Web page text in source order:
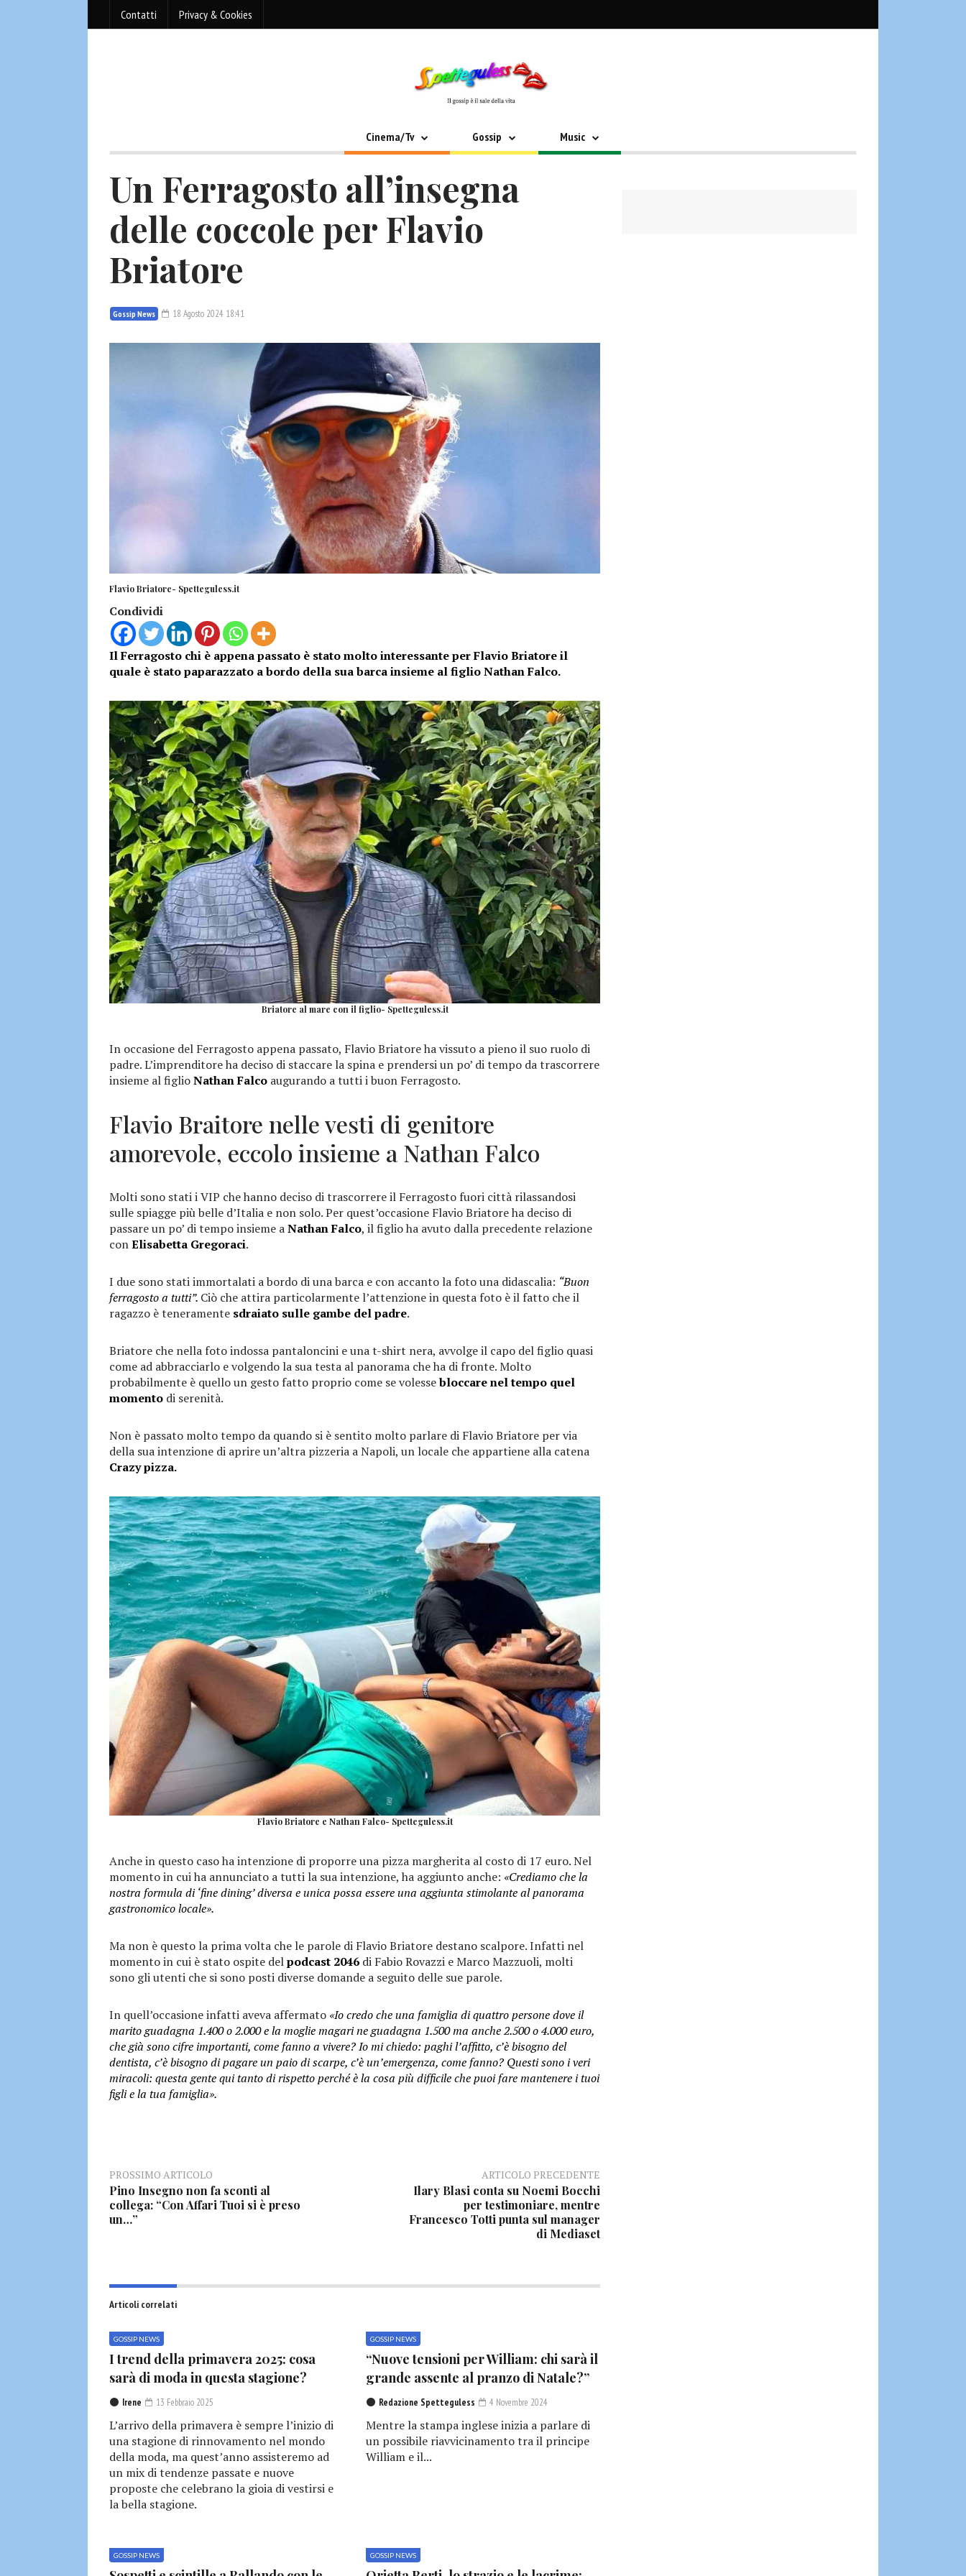
Contatti Privacy & Cookies
Cinema/Tv Gossip Music
Un Ferragosto all’insegna
delle coccole per Flavio
Briatore
Gossip News 18 Agosto 2024 18:41
Flavio Briatore- Spetteguless.it
Condividi
Il Ferragosto chi è appena passato è stato molto interessante per Flavio Briatore il
quale è stato paparazzato a bordo della sua barca insieme al figlio Nathan Falco.
Briatore al mare con il figlio- Spetteguless.it
In occasione del Ferragosto appena passato, Flavio Briatore ha vissuto a pieno il suo ruolo di
padre. L’imprenditore ha deciso di staccare la spina e prendersi un po’ di tempo da trascorrere
insieme al figlioNathan Falco augurando a tutti i buon Ferragosto.
Flavio Braitore nelle vesti di genitore
amorevole, eccolo insieme a Nathan Falco
Molti sono stati i VIP che hanno deciso di trascorrere il Ferragosto fuori città rilassandosi
sulle spiagge più belle d’Italia e non solo. Per quest’occasione Flavio Briatore ha deciso di
passare un po’ di tempo insieme aNathan Falco, il figlio ha avuto dalla precedente relazione
conElisabetta Gregoraci.
I due sono stati immortalati a bordo di una barca e con accanto la foto una didascalia: “Buon
ferragosto a tutti”. Ciò che attira particolarmente l’attenzione in questa foto è il fatto che il
ragazzo è teneramente sdraiato sulle gambe del padre.
Briatore che nella foto indossa pantaloncini e una t-shirt nera, avvolge il capo del figlio quasi
come ad abbracciarlo e volgendo la sua testa al panorama che ha di fronte. Molto
probabilmente è quello un gesto fatto proprio come se volessebloccare nel tempo quel
momento di serenità.
Non è passato molto tempo da quando si è sentito molto parlare di Flavio Briatore per via
della sua intenzione di aprire un’altra pizzeria a Napoli, un locale che appartiene alla catena
Crazy pizza.
Flavio Briatore e Nathan Falco- Spetteguless.it
Anche in questo caso ha intenzione di proporre una pizza margherita al costo di 17 euro. Nel
momento in cui ha annunciato a tutti la sua intenzione, ha aggiunto anche: «Crediamo che la
nostra formula di ‘fine dining’ diversa e unica possa essere una aggiunta stimolante al panorama
gastronomico locale».
Ma non è questo la prima volta che le parole di Flavio Briatore destano scalpore. Infatti nel
momento in cui è stato ospite delpodcast 2046 di Fabio Rovazzi e Marco Mazzuoli, molti
sono gli utenti che si sono posti diverse domande a seguito delle sue parole.
In quell’occasione infatti aveva affermato «Io credo che una famiglia di quattro persone dove il
marito guadagna 1.400 o 2.000 e la moglie magari ne guadagna 1.500 ma anche 2.500 o 4.000 euro,
che già sono cifre importanti, come fanno a vivere? Io mi chiedo: paghi l’affitto, c’è bisogno del
dentista, c’è bisogno di pagare un paio di scarpe, c’è un’emergenza, come fanno? Questi sono i veri
miracoli: questa gente qui tanto di rispetto perché è la cosa più difficile che puoi fare mantenere i tuoi
figli e la tua famiglia».
PROSSIMO ARTICOLO
Pino Insegno non fa sconti al
collega: “Con Affari Tuoi si è preso
un…”
ARTICOLO PRECEDENTE
Ilary Blasi conta su Noemi Bocchi
per testimoniare, mentre
Francesco Totti punta sul manager
di Mediaset
Articoli correlati
GOSSIP NEWS
I trend della primavera 2025: cosa
sarà di moda in questa stagione?
Irene 13 Febbraio 2025
L’arrivo della primavera è sempre l’inizio di
una stagione di rinnovamento nel mondo
della moda, ma quest’anno assisteremo ad
un mix di tendenze passate e nuove
proposte che celebrano la gioia di vestirsi e
la bella stagione.
GOSSIP NEWS
“Nuove tensioni per William: chi sarà il
grande assente al pranzo di Natale?”
Redazione Spetteguless 4 Novembre 2024
Mentre la stampa inglese inizia a parlare di
un possibile riavvicinamento tra il principe
William e il...
GOSSIP NEWS GOSSIP NEWS